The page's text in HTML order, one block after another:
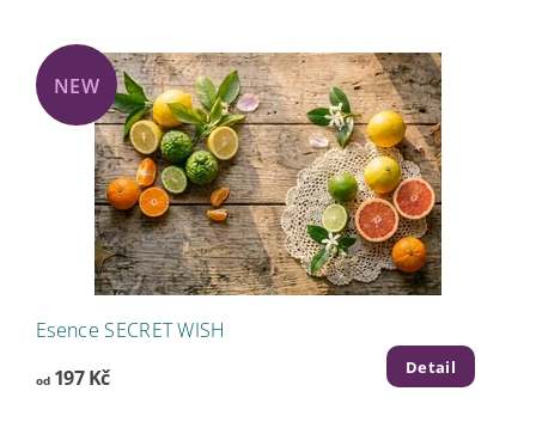
NEW
Esence SECRET WISH
od197 Kč Detail